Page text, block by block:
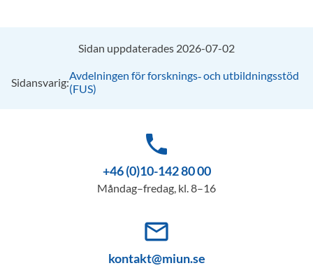
Sidan uppdaterades 2026-07-02
Sidansvarig:Avdelningen för forsknings‑ och utbildningsstöd
(FUS)
phone
+46 (0)10-142 80 00
Måndag–fredag, kl. 8–16
mail_outline
kontakt@miun.se